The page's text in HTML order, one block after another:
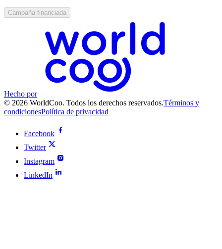
Campaña financiada
Hecho por
© 2026 WorldCoo. Todos los derechos reservados.Términos y
condicionesPolítica de privacidad
Facebook
Twitter
Instagram
LinkedIn